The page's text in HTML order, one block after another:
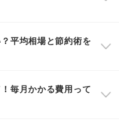
平均相場と節約術を
毎月かかる費用って